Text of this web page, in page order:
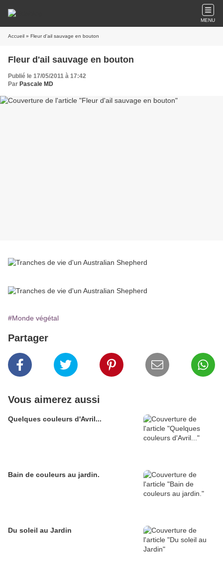
MENU
Accueil » Fleur d'ail sauvage en bouton
Fleur d'ail sauvage en bouton
Publié le 17/05/2011 à 17:42
Par Pascale MD
#Monde végétal
Partager
Vous aimerez aussi
Quelques couleurs d'Avril...
Bain de couleurs au jardin.
Du soleil au Jardin